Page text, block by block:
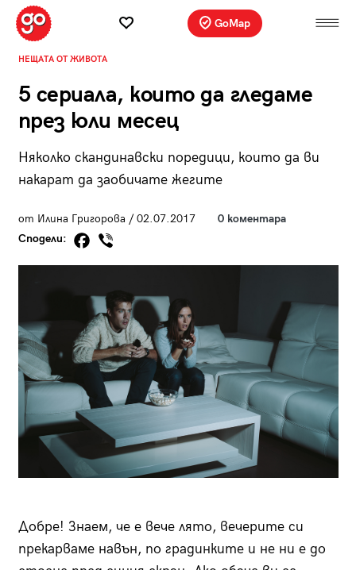
GoMap
НЕЩАТА ОТ ЖИВОТА
5 сериала, които да гледаме
през юли месец
Няколко скандинавски поредици, които да ви
накарат да заобичате жегите
от Илина Григорова / 02.07.2017
0 коментара
Сподели:
Добре! Знаем, че е вече лято, вечерите си
прекарваме навън, по градинките и не ни е до